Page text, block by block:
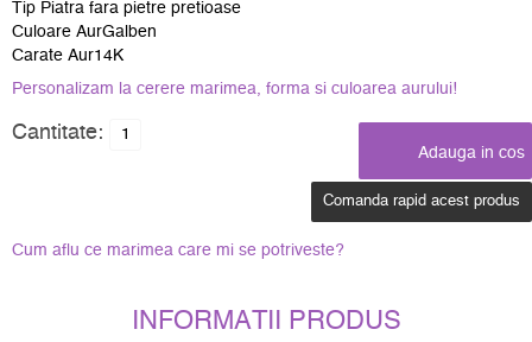
Tip Piatra fara pietre pretioase
Culoare AurGalben
Carate Aur14K
Personalizam la cerere marimea, forma si culoarea aurului!
Cantitate:
Comanda rapid acest produs
Cum aflu ce marimea care mi se potriveste?
INFORMATII PRODUS